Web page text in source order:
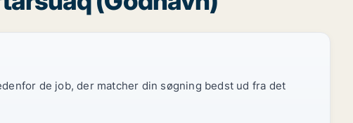
de job, der matcher din søgning bedst ud fra det